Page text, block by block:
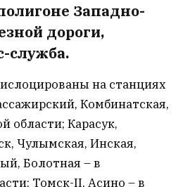
Западно-
дороги,
служба.
на станциях
Комбинатская,
области; Карасук,
Чулымская, Инская,
Болотная – в
Томск-II, Асино – в